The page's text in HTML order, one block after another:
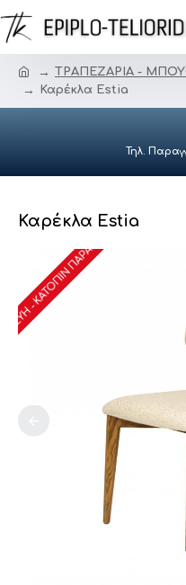
ΤΡΑΠΕΖΑΡΙΑ -
Καρέκλα Estia
Τηλ.
Καρέκλα Estia
ΠΑΡΑΓΓΕΛΊΑΣ